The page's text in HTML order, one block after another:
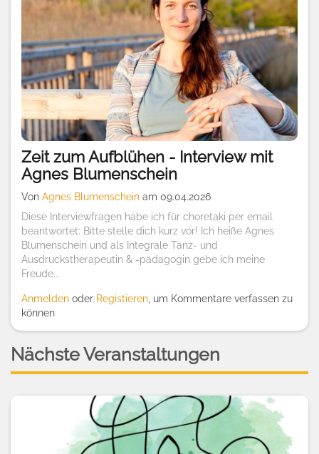
Zeit zum Aufblühen - Interview mit
Agnes Blumenschein
Von Agnes Blumenschein am 09.04.2026
Diese Interviewfragen habe ich für choretaki per email
beantwortet: Bitte stelle dich kurz vor! Ich heiße Agnes
Blumenschein und als Integrale Tanz- und
Ausdruckstherapeutin & -pädagogin gebe ich meine
Freude...
Anmelden oder Registieren , um Kommentare verfassen zu
können
Nächste Veranstaltungen